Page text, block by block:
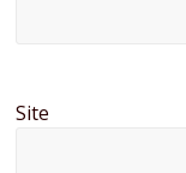
Site